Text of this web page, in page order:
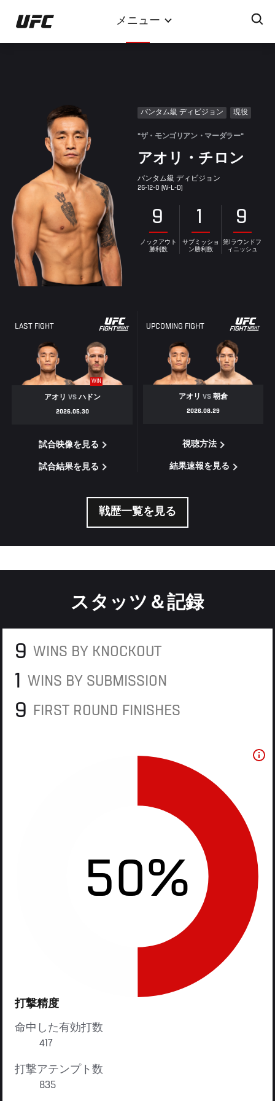
イ
ン
メニュー
バンタム級 ディビジョン 現役
"ザ・モンゴリアン・マーダラー"
アオリ・チロン
バンタム級 ディビジョン
26-12-0 (W-L-D)
9
ノックアウト
勝利数
1
サブミッショ
ン勝利数
9
第1ラウンドフ
ィニッシュ
LAST FIGHT
WIN
アオリ VSハドン
2026.05.30
試合映像を見る
試合結果を見る
UPCOMING FIGHT
アオリ VS朝倉
2026.08.29
視聴方法
結果速報を見る
戦歴一覧を見る
スタッツ＆記録
9 WINS BY KNOCKOUT
1 WINS BY SUBMISSION
9 FIRST ROUND FINISHES
50%
打撃精度
命中した有効打数
417
打撃アテンプト数
835